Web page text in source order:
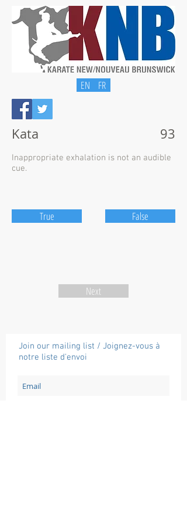
EN FR
Kata 93
Inappropriate exhalation is not an audible
cue.
True False
Next
Join our mailing list / Joignez-vous à
notre liste d'envoi